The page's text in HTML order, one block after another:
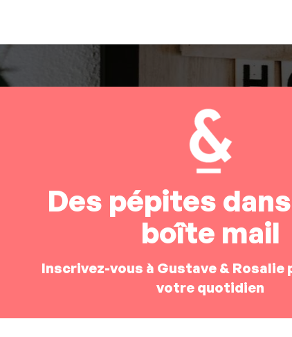
Des pépites
boîte mail
Inscrivez-vous à Gustave &
votre quotidien